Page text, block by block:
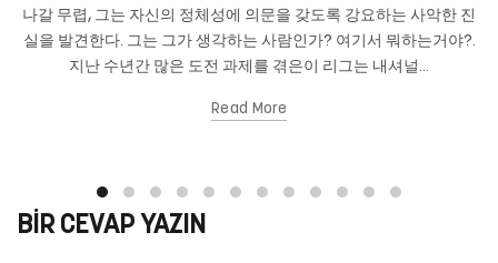
나갈 무렵, 그는 자신의 정체성에 의문을 갖도록 강요하는 사악한 진
실을 발견한다. 그는 그가 생각하는 사람인가? 여기서 뭐하는거야?.
지난 수년간 많은 도전 과제를 겪은이 리그는 내셔널...
Read More
BIR CEVAP YAZIN